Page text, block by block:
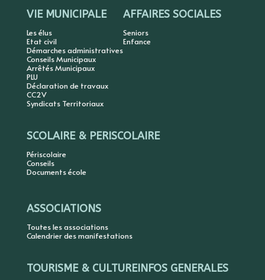
VIE MUNICIPALE
Les élus
Etat civil
Démarches administratives
Conseils Municipaux
Arrêtés Municipaux
PLU
Déclaration de travaux
CC2V
Syndicats Territoriaux
AFFAIRES SOCIALES
Seniors
Enfance
SCOLAIRE & PERISCOLAIRE
Périscolaire
Conseils
Documents école
ASSOCIATIONS
Toutes les associations
Calendrier des manifestations
TOURISME & CULTUREINFOS GENERALES